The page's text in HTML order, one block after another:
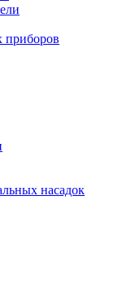
приборов
насадок